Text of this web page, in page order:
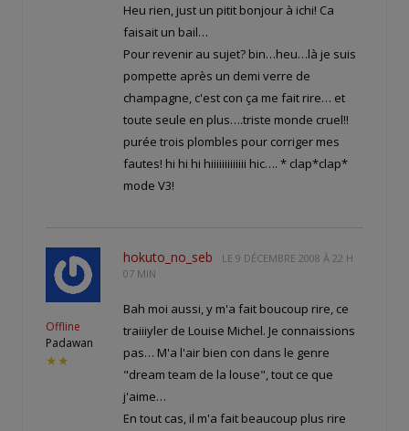
Heu rien, just un pitit bonjour à ichi! Ca
faisait un bail…
Pour revenir au sujet? bin…heu…là je suis
pompette après un demi verre de
champagne, c'est con ça me fait rire… et
toute seule en plus….triste monde cruel!!
purée trois plombles pour corriger mes
fautes! hi hi hi hiiiiiiiiiiiii hic…. * clap*clap*
mode V3!
Offline
Padawan
★★
hokuto_no_seb LE 9 DÉCEMBRE 2008 À 22 H
07 MIN
Bah moi aussi, y m'a fait boucoup rire, ce
traiiiyler de Louise Michel. Je connaissions
pas… M'a l'air bien con dans le genre
"dream team de la louse", tout ce que
j'aime…
En tout cas, il m'a fait beaucoup plus rire